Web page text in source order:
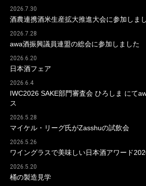
2026.7.30
酒農連携酒米生産拡大推進大会に参加しま
2026.7.28
awa酒振興議員連盟の総会に参加しました
2026.6.20
日本酒フェア
2026.6.4
IWC2026 SAKE部門審査会 ひろしま にて
ス
2026.5.28
マイケル・リーグ氏がZasshuの試飲会
2026.5.26
ワイングラスで美味しい日本酒アワード
2026.5.20
桶の製造見学